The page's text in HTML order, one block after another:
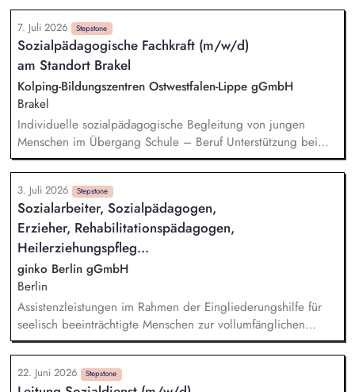
sinnvoller, erlebnisorientierter Freizeitaktionen im Einklang
mit den Bedarfen und Interessen des Klienten.
Krisenintervention und lösungsorientiertes Handeln in
schwierigen Situationen. Dokumentation des Projektverlaufs
und Mitwirkung an Hilfeplanprozessen.
7. Juli 2026 Stepstone
Sozialpädagogische Fachkraft (m/w/d)
am Standort Brakel
Kolping-Bildungszentren Ostwestfalen-Lippe gGmbH
Brakel
Individuelle sozialpädagogische Begleitung von jungen
Menschen im Übergang Schule – Beruf Unterstützung bei
persönlichen, sozialen und beruflichen Problemlagen
Durchführung von Einzel- und Gruppengesprächen (max. 6
Teilnehmende pro Gruppe) Dokumentation der
Maßnahmenverläufe und Teilnahmeentwicklungen Mitwirkung
an Sprechstundenangeboten, Netzwerkarbeit und
Projektorganisation
3. Juli 2026 Stepstone
Sozialarbeiter, Sozialpädagogen,
Erzieher, Rehabilitationspädagogen,
Heilerziehungspfleg...
ginko Berlin gGmbH
Berlin
Assistenzleistungen im Rahmen der Eingliederungshilfe für
seelisch beeinträchtigte Menschen zur vollumfänglichen
Teilhabe am gesellschaftlichen Leben Mitwirkung bei der Ziel-
und Leistungsplanung, Kommunikation mit dem Kostenträger
und anderen Leistungserbringern
22. Juni 2026 Stepstone